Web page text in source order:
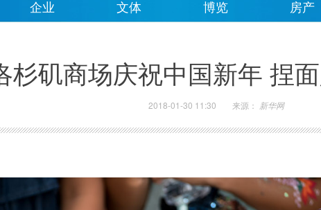
企业 文体 博览 房产
杉矶商场庆祝中国新年 捏
2018-01-30 11:30 来源： 新华网